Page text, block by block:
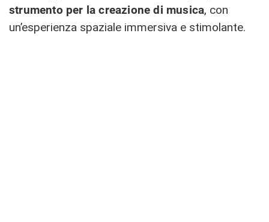
strumento per la creazione di musica, con
un’esperienza spaziale immersiva e stimolante.